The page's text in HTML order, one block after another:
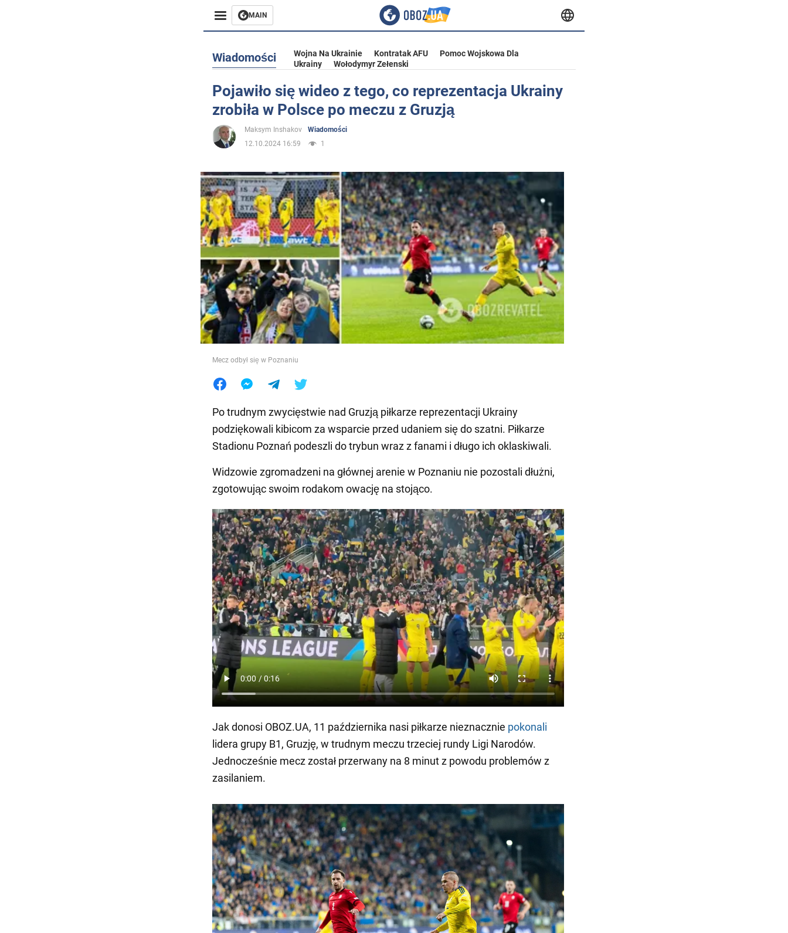
MAIN
Rozrywka
Życie
Społeczeństwo
Wojna na Ukrainie
Świat
Jedzenie
Wiadomości Wojna Na Ukrainie Kontratak AFU
Pomoc Wojskowa Dla
Ukrainy
Wołodymyr Zełenski
Pojawiło się wideo z tego, co reprezentacja Ukrainy
zrobiła w Polsce po meczu z Gruzją
Maksym Inshakov
Wiadomości
12.10.2024 16:59
1
Mecz odbył się w Poznaniu
Po trudnym zwycięstwie nad Gruzją piłkarze reprezentacji Ukrainy
podziękowali kibicom za wsparcie przed udaniem się do szatni. Piłkarze
Stadionu Poznań podeszli do trybun wraz z fanami i długo ich oklaskiwali.
Widzowie zgromadzeni na głównej arenie w Poznaniu nie pozostali dłużni,
zgotowując swoim rodakom owację na stojąco.
Jak donosi OBOZ.UA, 11 października nasi piłkarze nieznacznie pokonali
lidera grupy B1, Gruzję, w trudnym meczu trzeciej rundy Ligi Narodów.
Jednocześnie mecz został przerwany na 8 minut z powodu problemów z
zasilaniem.